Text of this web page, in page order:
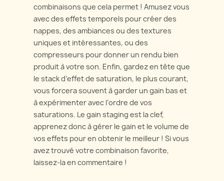
combinaisons que cela permet ! Amusez vous
avec des effets temporels pour créer des
nappes, des ambiances ou des textures
uniques et intéressantes, ou des
compresseurs pour donner un rendu bien
produit à votre son. Enfin, gardez en tête que
le stack d’effet de saturation, le plus courant,
vous forcera souvent à garder un gain bas et
à expérimenter avec l’ordre de vos
saturations. Le gain staging est la clef,
apprenez donc à gérer le gain et le volume de
vos effets pour en obtenir le meilleur ! Si vous
avez trouvé votre combinaison favorite,
laissez-la en commentaire !